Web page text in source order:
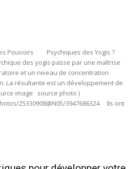
les Pouvoirs Psychiques des Yogis ?
des yogis passe par une maîtrise
et un niveau de concentration
La résultante est un développement de
image source photo )
25330908@N05/3947686324 Ils ont